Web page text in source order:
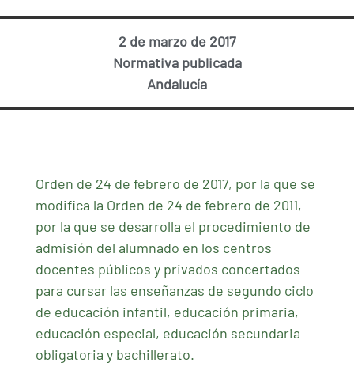
2 de marzo de 2017
Normativa publicada
Andalucía
Orden de 24 de febrero de 2017, por la que se
modifica la Orden de 24 de febrero de 2011,
por la que se desarrolla el procedimiento de
admisión del alumnado en los centros
docentes públicos y privados concertados
para cursar las enseñanzas de segundo ciclo
de educación infantil, educación primaria,
educación especial, educación secundaria
obligatoria y bachillerato.